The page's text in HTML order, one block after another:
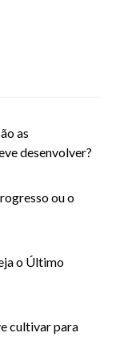
as
desenvolver?
ou o
o Último
cultivar para